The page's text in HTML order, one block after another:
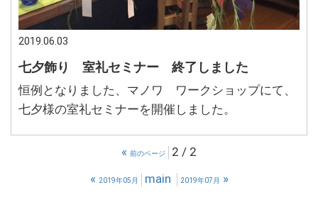
2019.06.03
七夕飾り 室礼セミナー 終了しました
恒例となりました、マノワ ワークショップにて、
七夕様の室礼セミナーを開催しました。
« 前のページ
2 / 2
« 2019年05月 main 2019年07月 »